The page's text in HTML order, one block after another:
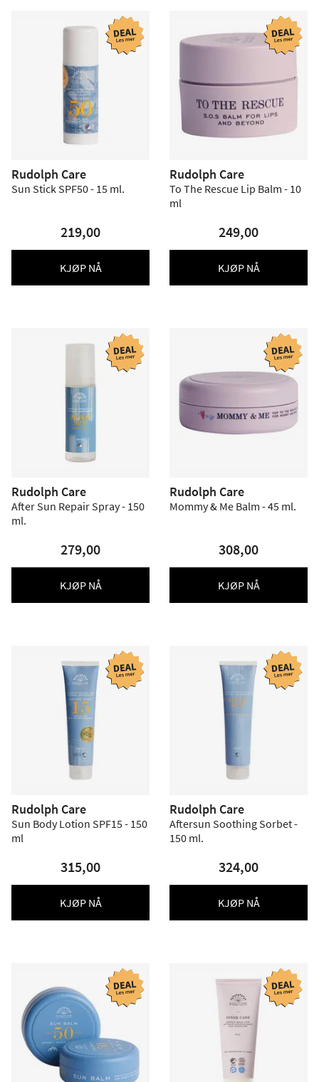
Rudolph Care
Sun Stick SPF50 - 15 ml.
219,00
KJØP NÅ
Rudolph Care
To The Rescue Lip Balm - 10
ml
249,00
KJØP NÅ
Rudolph Care
After Sun Repair Spray - 150
ml.
279,00
KJØP NÅ
Rudolph Care
Mommy & Me Balm - 45 ml.
308,00
KJØP NÅ
Rudolph Care
Sun Body Lotion SPF15 - 150
ml
315,00
KJØP NÅ
Rudolph Care
Aftersun Soothing Sorbet -
150 ml.
324,00
KJØP NÅ